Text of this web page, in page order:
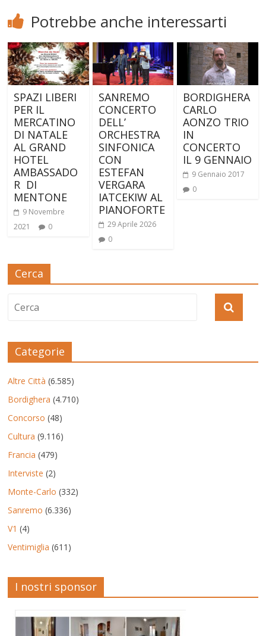
Potrebbe anche interessarti
SPAZI LIBERI
PER IL
MERCATINO
DI NATALE
AL GRAND
HOTEL
AMBASSADO
R DI
MENTONE
9 Novembre
2021
0
SANREMO
CONCERTO
DELL’
ORCHESTRA
SINFONICA
CON
ESTEFAN
VERGARA
IATCEKIW AL
PIANOFORTE
29 Aprile 2026
0
BORDIGHERA
CARLO
AONZO TRIO
IN
CONCERTO
IL 9 GENNAIO
9 Gennaio 2017
0
Cerca
Categorie
Altre Città (6.585)
Bordighera (4.710)
Concorso (48)
Cultura (9.116)
Francia (479)
Interviste (2)
Monte-Carlo (332)
Sanremo (6.336)
V1 (4)
Ventimiglia (611)
I nostri sponsor